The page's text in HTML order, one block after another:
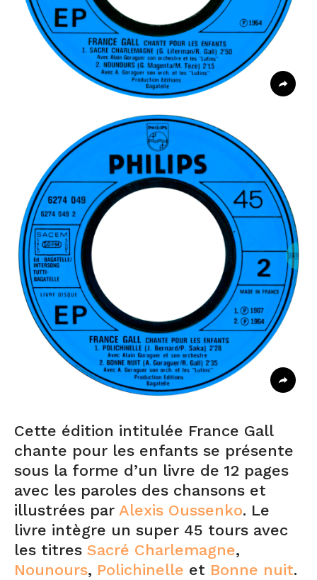
Cette édition intitulée France Gall
chante pour les enfants se présente
sous la forme d’un livre de 12 pages
avec les paroles des chansons et
illustrées par Alexis Oussenko. Le
livre intègre un super 45 tours avec
les titres Sacré Charlemagne,
Nounours, Polichinelle et Bonne nuit.